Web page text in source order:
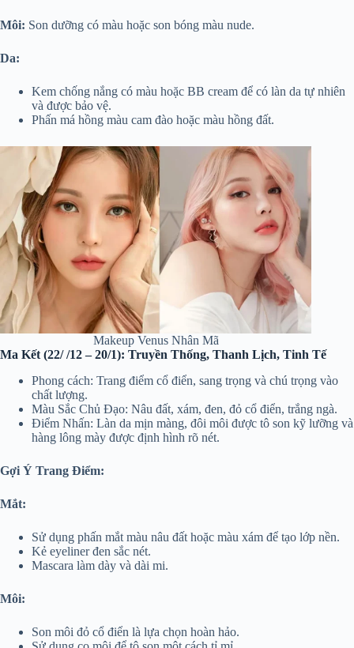
Môi: Son dưỡng có màu hoặc son bóng màu nude.
Da:
Kem chống nắng có màu hoặc BB cream để có làn da tự nhiên
và được bảo vệ.
Phấn má hồng màu cam đào hoặc màu hồng đất.
Makeup Venus Nhân Mã
Ma Kết (22/ /12 – 20/1): Truyền Thống, Thanh Lịch, Tinh Tế
Phong cách: Trang điểm cổ điển, sang trọng và chú trọng vào
chất lượng.
Màu Sắc Chủ Đạo: Nâu đất, xám, đen, đỏ cổ điển, trắng ngà.
Điểm Nhấn: Làn da mịn màng, đôi môi được tô son kỹ lưỡng và
hàng lông mày được định hình rõ nét.
Gợi Ý Trang Điểm:
Mắt:
Sử dụng phấn mắt màu nâu đất hoặc màu xám để tạo lớp nền.
Kẻ eyeliner đen sắc nét.
Mascara làm dày và dài mi.
Môi:
Son môi đỏ cổ điển là lựa chọn hoàn hảo.